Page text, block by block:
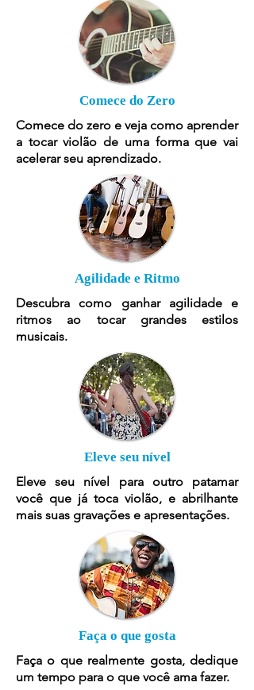
Comece do Zero
Comece do zero e veja como aprender
a tocar violão de uma forma que vai
acelerar seu aprendizado.
Agilidade e Ritmo
Descubra como ganhar agilidade e
ritmos ao tocar grandes estilos
musicais.
Eleve seu nível
Eleve seu nível para outro patamar
você que já toca violão, e abrilhante
mais suas gravações e apresentações.
Faça o que gosta
Faça o que realmente gosta, dedique
um tempo para o que você ama fazer.